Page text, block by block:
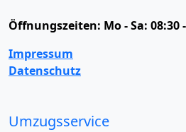
Öffnungszeiten: Mo - Sa: 08:30
Impressum
Datenschutz
Umzugsservice